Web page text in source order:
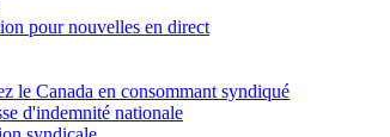
pour nouvelles en direct
le Canada en consommant syndiqué
d'indemnité nationale